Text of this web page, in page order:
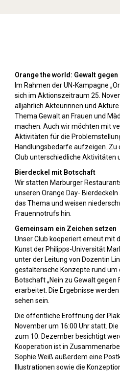
Orange the world: Gewalt
Im Rahmen der UN-Kampagne
sich im Aktionszeitraum 25.
alljährlich Akteurinnen und
Thema Gewalt an Frauen und
machen. Auch wir möchten mit
Aktivitäten für die
Handlungsbedarfe aufzeigen.
Club unterschiedliche Aktivitäten
Bierdeckel mit Botschaft
Wir statten Marburger
unseren Orange Day-
das Thema und weisen
Frauennotrufs hin.
Gemeinsam ein Zeichen setzen
Unser Club kooperiert erneut mit
Kunst der Philipps-Universität
unter der Leitung von Dozentin
gestalterische Konzepte rund um
Botschaft „Nein zu Gewalt gegen
erarbeitet. Die Ergebnisse
sehen sein.
Die öffentliche Eröffnung der
November um 16:00 Uhr statt.
zum 10. Dezember besichtigt
Kooperation ist in
Sophie Weiß außerdem eine
Illustrationen sowie die